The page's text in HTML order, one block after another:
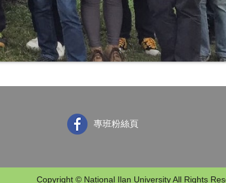
專班粉絲頁
Copyright © National Ilan University All Rights